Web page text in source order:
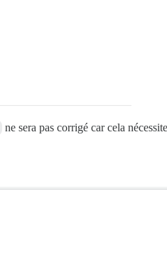
ne sera pas corrigé car cela